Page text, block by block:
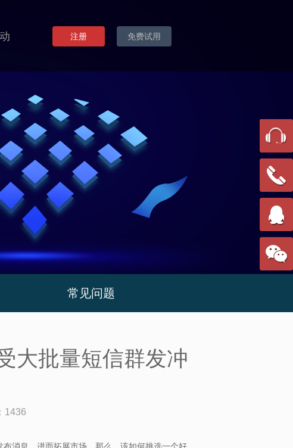
注册 免费试用
常见问题
大批量短信群发冲
1436